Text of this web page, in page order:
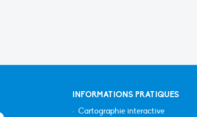
INFORMATIONS PRATIQUES
Cartographie interactive